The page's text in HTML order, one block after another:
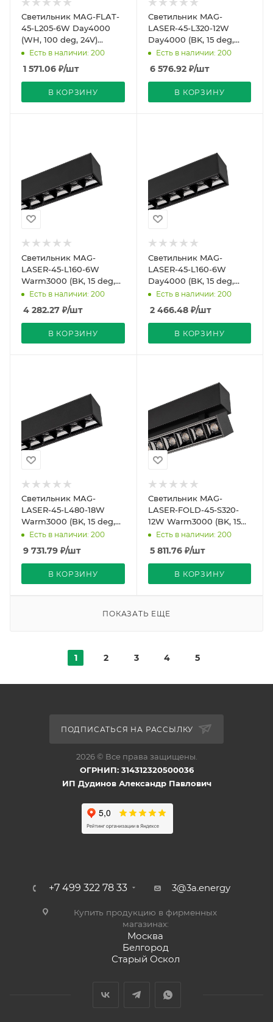
Светильник MAG-FLAT-
45-L205-6W Day4000
(WH, 100 deg, 24V)
(Arlight, IP20 Металл, 5
Есть в наличии: 200
1 571.06 ₽/шт
В КОРЗИНУ
Светильник MAG-
LASER-45-L320-12W
Day4000 (BK, 15 deg,
24V) (Arlight, IP20
Металл, 5 лет)
Есть в наличии: 200
6 576.92₽/шт
В КОРЗИНУ
Светильник MAG-
LASER-45-L160-6W
Warm3000 (BK, 15 deg,
24V) (Arlight, IP20
Металл, 5 лет)
Есть в наличии: 200
4 282.27 ₽/шт
В КОРЗИНУ
Светильник MAG-
LASER-45-L160-6W
Day4000 (BK, 15 deg,
24V) (Arlight, IP20
Металл, 5 лет)
Есть в наличии: 200
2 466.48₽/шт
В КОРЗИНУ
Светильник MAG-
LASER-45-L480-18W
Warm3000 (BK, 15 deg,
24V) (Arlight, IP20
Металл, 5 лет)
Есть в наличии: 200
9 731.79 ₽/шт
В КОРЗИНУ
Светильник MAG-
LASER-FOLD-45-S320-
12W Warm3000 (BK, 15
deg, 24V) (Arlight, IP20
Металл, 5 лет)
Есть в наличии: 200
5 811.76₽/шт
В КОРЗИНУ
ПОКАЗАТЬ ЕЩЕ
1 2 3 4 5
ПОДПИСАТЬСЯ НА РАССЫЛКУ
2026 © Все права защищены.
ОГРНИП: 314312320500036
ИП Дудинов Александр Павлович
+7 499 322 78 33 3@3a.energy
Купить продукцию в фирменных
магазинах:
Москва
Белгород
Старый Оскол